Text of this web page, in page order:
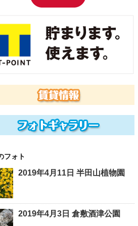
フォト
2019年4月11日 半田山植物園
2019年4月3日 倉敷酒津公園